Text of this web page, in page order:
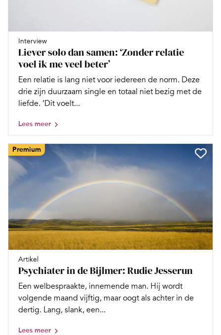
Interview
Liever solo dan samen: ‘Zonder relatie
voel ik me veel beter’
Een relatie is lang niet voor iedereen de norm. Deze
drie zijn duurzaam single en totaal niet bezig met de
liefde. ‘Dit voelt...
Lees meer
Premium
Artikel
Psychiater in de Bijlmer: Rudie Jesserun
Een welbespraakte, innemende man. Hij wordt
volgende maand vijftig, maar oogt als achter in de
dertig. Lang, slank, een...
Lees meer